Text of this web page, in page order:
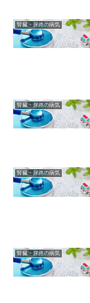
腎臓・尿路の病気
腎臓・尿路の病気
腎臓・尿路の病気
腎臓・尿路の病気